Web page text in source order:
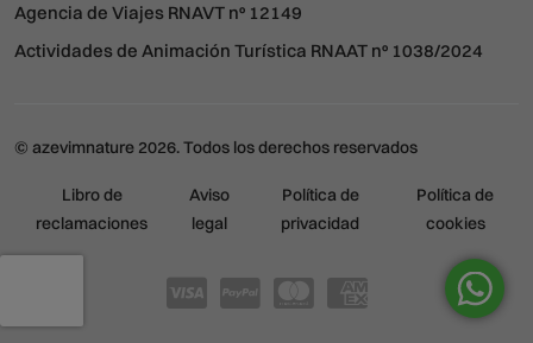
Agencia de Viajes RNAVT nº 12149
Actividades de Animación Turística RNAAT nº 1038/2024
© azevimnature 2026. Todos los derechos reservados
Libro de
reclamaciones
Aviso
legal
Política de
privacidad
Política de
cookies